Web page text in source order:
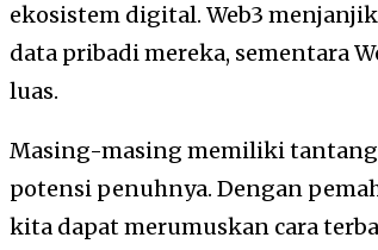
ekosistem digital. Web3
data pribadi mereka, sementara
luas.
Masing-masing memiliki
potensi penuhnya. Dengan
kita dapat merumuskan cara